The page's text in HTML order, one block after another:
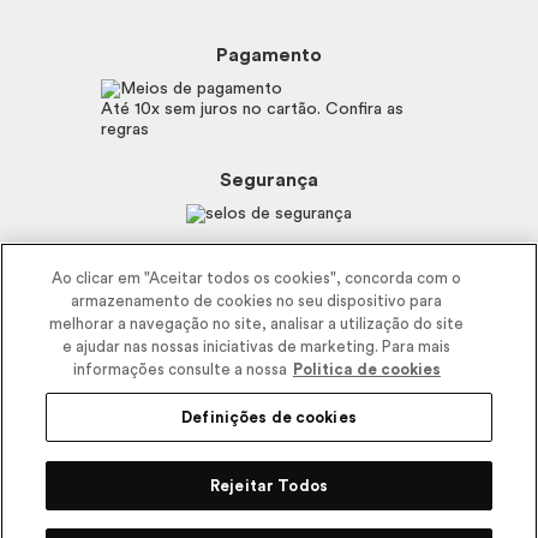
Código de defesa do consumidor
Trabalhe com a gente
Recomendações Covid19
Fale Conosco
E-mail
Pagamento
Até 10x sem juros no cartão. Confira as
regras
Segurança
CEP 11900-000 | CNPJ/MF 11.137.051/0406-41 IE 574.066.180.111
Ao clicar em "Aceitar todos os cookies", concorda com o
armazenamento de cookies no seu dispositivo para
melhorar a navegação no site, analisar a utilização do site
e ajudar nas nossas iniciativas de marketing. Para mais
informações consulte a nossa
Politica de cookies
Definições de cookies
Rejeitar Todos